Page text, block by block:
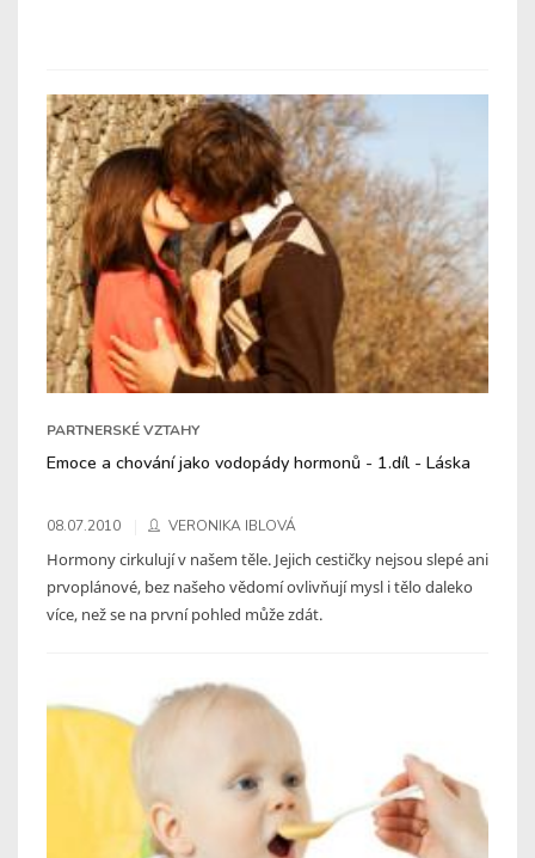
PARTNERSKÉ VZTAHY
Emoce a chování jako vodopády hormonů - 1.díl - Láska
08.07.2010 VERONIKA IBLOVÁ
Hormony cirkulují v našem těle. Jejich cestičky nejsou slepé ani
prvoplánové, bez našeho vědomí ovlivňují mysl i tělo daleko
více, než se na první pohled může zdát.